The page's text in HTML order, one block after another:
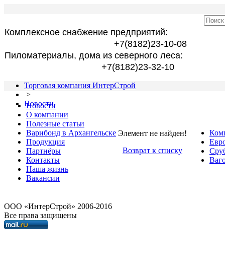
Комплексное снабжение предприятий:
+7(8182)23-10-08
Пиломатериалы, дома из северного леса:
+7(8182)23-32-10
Торговая компания ИнтерСтрой
>
Новости
Новости
О компании
Полезные статьи
Варибонд в Архангельске
Продукция
Партнёры
Контакты
Наша жизнь
Вакансии
Элемент не найден!
Возврат к списку
OOO «ИнтерСтрой» 2006-2016
Все права защищены